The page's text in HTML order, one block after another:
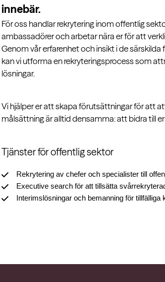
innebär.
För oss handlar rekrytering inom offentlig
ambassadörer och arbetar nära er för att
Genom vår erfarenhet och insikt i de
kan vi utforma en rekryteringsprocess som
lösningar.
Vi hjälper er att skapa förutsättningar för att
målsättning är alltid densamma: att bidra till
Tjänster för offentlig sektor
Rekrytering av chefer och specialister till
Executive search för att tillsätta
Interimslösningar och bemanning för tillfälliga